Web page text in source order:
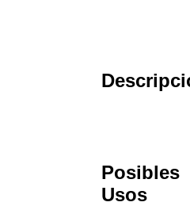
Posibles
Usos